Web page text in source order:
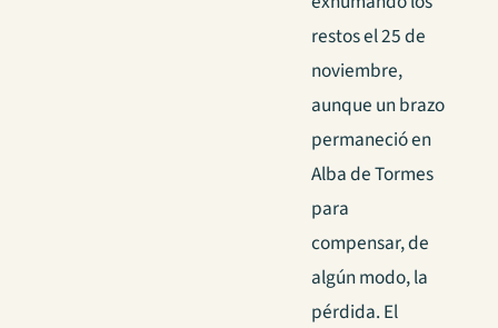
restos el 25 de
noviembre,
aunque un brazo
permaneció en
Alba de Tormes
para
compensar, de
algún modo, la
pérdida. El